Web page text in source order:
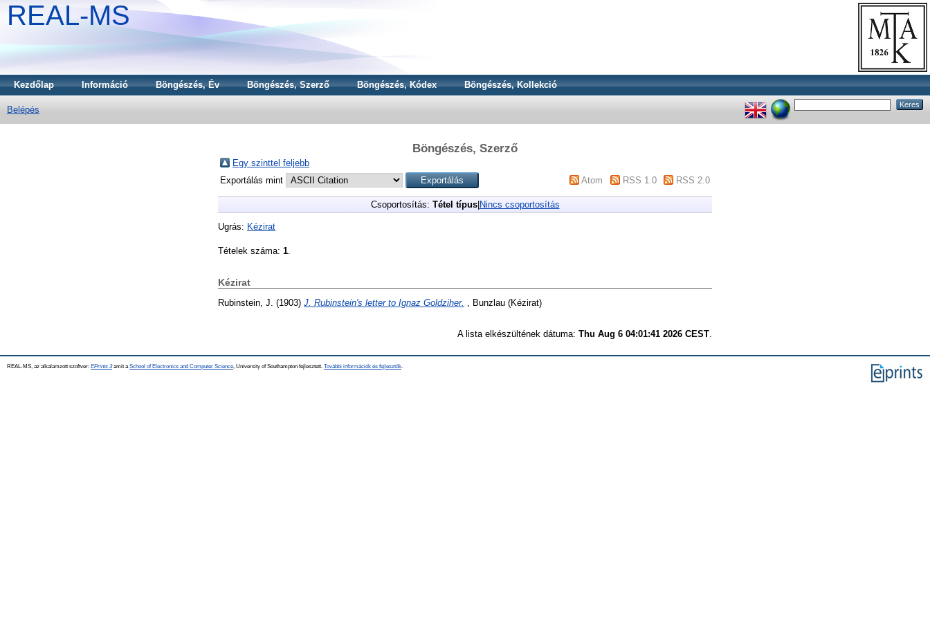
REAL-MS
Kezdőlap Információ Böngészés, Év Böngészés, Szerző Böngészés, Kódex Böngészés, Kollekció
Belépés
Böngészés, Szerző
Egy szinttel feljebb
Exportálás mint
Atom RSS 1.0 RSS 2.0
Csoportosítás: Tétel típus| Nincs csoportosítás
Ugrás: Kézirat
Tételek száma: 1
Kézirat
Rubinstein, J. (1903) J. Rubinstein's letter to Ignaz Goldziher. , Bunzlau (Kézirat)
A lista elkészültének dátuma: Thu Aug 6 04:01:41 2026 CEST
REAL-MS, az alkalamzott szoftver: EPrints 3amit a School of Electronics and Computer Science , University of Southampton fejlesztett. További információk és fejlesztők